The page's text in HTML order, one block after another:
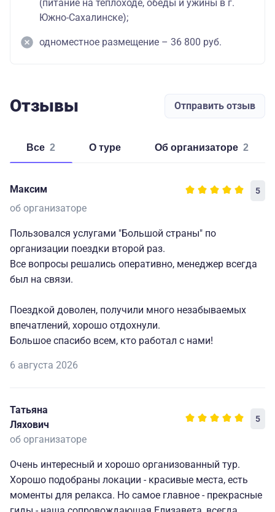
(питание на теплоходе, обеды и ужины в г.
Южно-Сахалинске);
одноместное размещение – 36 800 руб.
Отзывы Отправить отзыв
Все 2 о туре об организаторе 2
Максим 5
об организаторе
Пользовался услугами "Большой страны" по
организации поездки второй раз.
Все вопросы решались оперативно, менеджер всегда
был на связи.
Поездкой доволен, получили много незабываемых
впечатлений, хорошо отдохнули.
Большое спасибо всем, кто работал с нами!
6 августа 2026
Татьяна
Ляхович
5
об организаторе
Очень интересный и хорошо организованный тур.
Хорошо подобраны локации - красивые места, есть
моменты для релакса. Но самое главное - прекрасные